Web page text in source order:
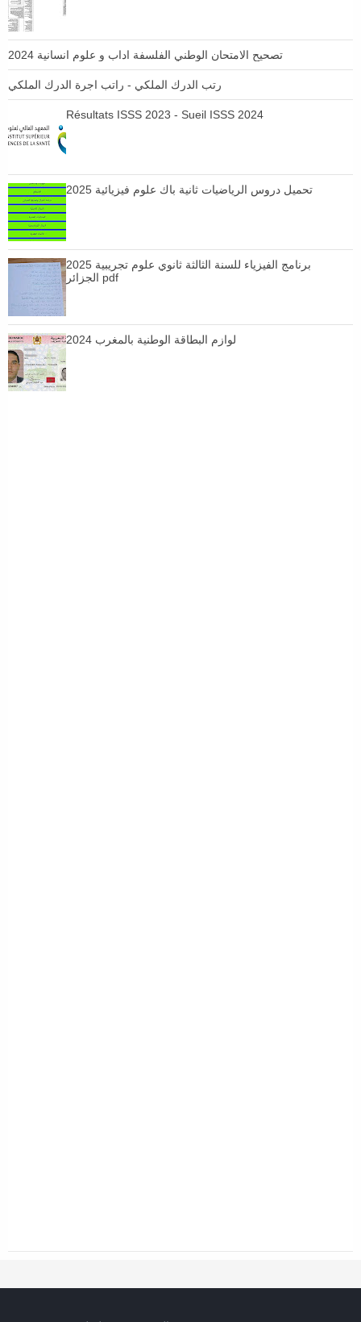
تصحيح الامتحان الوطني الفلسفة اداب و علوم انسانية 2024
رتب الدرك الملكي - راتب اجرة الدرك الملكي
Résultats ISSS 2023 - Sueil ISSS 2024
تحميل دروس الرياضيات ثانية باك علوم فيزيائية 2025
برنامج الفيزياء للسنة الثالثة ثانوي علوم تجريبية 2025
الجزائر pdf
لوازم البطاقة الوطنية بالمغرب 2024